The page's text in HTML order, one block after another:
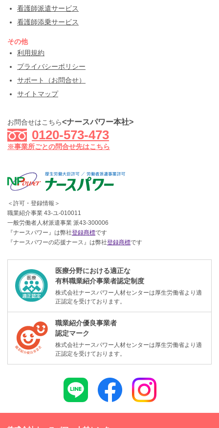
看護師派遣サービス
看護師添乗サービス
その他
利用規約
プライバシーポリシー
サポート（お問合せ）
サイトマップ
お問合せはこちら<ナースパワー本社>
0120-573-473
※事業所ごとの問合せ先はこちら
＜許可・登録情報＞
職業紹介事業 43-ユ-010011
一般労働者人材派遣事業 派43-300006
『ナースパワー』は弊社登録商標です
『ナースパワーの応援ナース』は弊社登録商標です
医療分野における適正な
有料職業紹介事業者認定制度
株式会社ナースパワー人材センターは厚生労働省より適
正認定を受けております。
職業紹介優良事業者
認定マーク
株式会社ナースパワー人材センターは厚生労働省より適
正認定を受けております。